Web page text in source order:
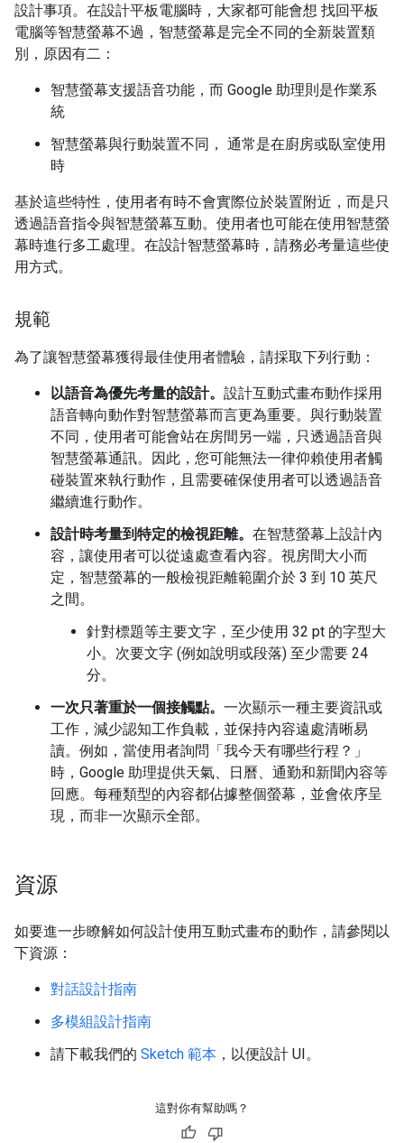
設計事項。在設計平板電腦時，大家都可能會想 找回平板
電腦等智慧螢幕不過，智慧螢幕是完全不同的全新裝置類
別，原因有二：
智慧螢幕支援語音功能，而 Google 助理則是作業系
統
智慧螢幕與行動裝置不同， 通常是在廚房或臥室使用
時
基於這些特性，使用者有時不會實際位於裝置附近，而是只
透過語音指令與智慧螢幕互動。使用者也可能在使用智慧螢
幕時進行多工處理。在設計智慧螢幕時，請務必考量這些使
用方式。
規範
為了讓智慧螢幕獲得最佳使用者體驗，請採取下列行動：
以語音為優先考量的設計。 設計互動式畫布動作採用
語音轉向動作對智慧螢幕而言更為重要。與行動裝置
不同，使用者可能會站在房間另一端，只透過語音與
智慧螢幕通訊。因此，您可能無法一律仰賴使用者觸
碰裝置來執行動作，且需要確保使用者可以透過語音
繼續進行動作。
設計時考量到特定的檢視距離。 在智慧螢幕上設計內
容，讓使用者可以從遠處查看內容。視房間大小而
定，智慧螢幕的一般檢視距離範圍介於 3 到 10 英尺
之間。
針對標題等主要文字，至少使用 32 pt 的字型大
小。次要文字 (例如說明或段落) 至少需要 24
分。
一次只著重於一個接觸點。 一次顯示一種主要資訊或
工作，減少認知工作負載，並保持內容遠處清晰易
讀。例如，當使用者詢問「我今天有哪些行程？」
時，Google 助理提供天氣、日曆、通勤和新聞內容等
回應。每種類型的內容都佔據整個螢幕，並會依序呈
現，而非一次顯示全部。
資源
如要進一步瞭解如何設計使用互動式畫布的動作，請參閱以
下資源：
對話設計指南
多模組設計指南
請下載我們的 Sketch 範本 ，以便設計 UI。
這對你有幫助嗎？